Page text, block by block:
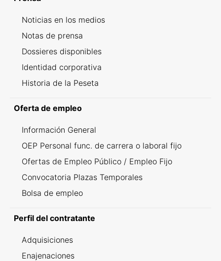
Noticias en los medios
Notas de prensa
Dossieres disponibles
Identidad corporativa
Historia de la Peseta
Oferta de empleo
Información General
OEP Personal func. de carrera o laboral fijo
Ofertas de Empleo Público / Empleo Fijo
Convocatoria Plazas Temporales
Bolsa de empleo
Perfil del contratante
Adquisiciones
Enajenaciones